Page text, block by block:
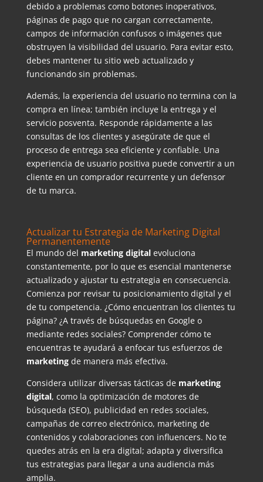
debido a problemas como botones inoperativos,
páginas de pago que no cargan correctamente,
campos de información confusos o imágenes que
obstruyen la visibilidad del usuario. Para evitar esto,
debes mantener tu sitio web actualizado y
funcionando sin problemas.
Además, la experiencia del usuario no termina con la
compra en línea; también incluye la entrega y el
servicio posventa. Responde rápidamente a las
consultas de los clientes y asegúrate de que el
proceso de entrega sea eficiente y confiable. Una
experiencia de usuario positiva puede convertir a un
cliente en un comprador recurrente y un defensor
de tu marca.
Actualizar tu Estrategia de Marketing Digital
Permanentemente
El mundo del marketing digitalevoluciona
constantemente, por lo que es esencial mantenerse
actualizado y ajustar tu estrategia en consecuencia.
Comienza por revisar tu posicionamiento digital y el
de tu competencia. ¿Cómo encuentran los clientes tu
página? ¿A través de búsquedas en Google o
mediante redes sociales? Comprender cómo te
encuentras te ayudará a enfocar tus esfuerzos de
marketingde manera más efectiva.
Considera utilizar diversas tácticas de marketing
digital, como la optimización de motores de
búsqueda (SEO), publicidad en redes sociales,
campañas de correo electrónico, marketing de
contenidos y colaboraciones con influencers. No te
quedes atrás en la era digital; adapta y diversifica
tus estrategias para llegar a una audiencia más
amplia.